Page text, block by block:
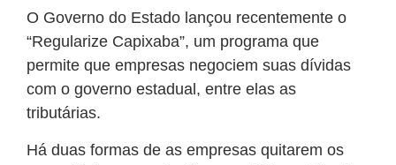
O Governo do Estado lançou recentemente o
“Regularize Capixaba”, um programa que
permite que empresas negociem suas dívidas
com o governo estadual, entre elas as
tributárias.
Há duas formas de as empresas quitarem os